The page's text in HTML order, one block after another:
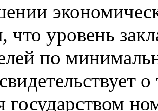
что уровень
по
государством